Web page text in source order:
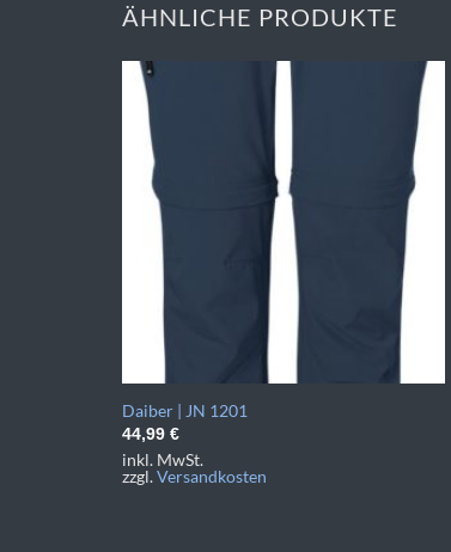
ÄHNLICHE PRODUKTE
Daiber | JN 1201
44,99 €
inkl. MwSt.
zzgl.Versandkosten